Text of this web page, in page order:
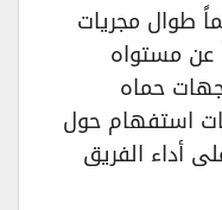
طوال مجريات
عن مستواه
حماه
استفهام حول
أداء الفريق